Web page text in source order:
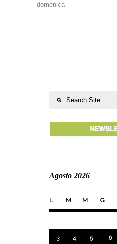
domenica
Agosto 2026
L M M G
3 4 5 6